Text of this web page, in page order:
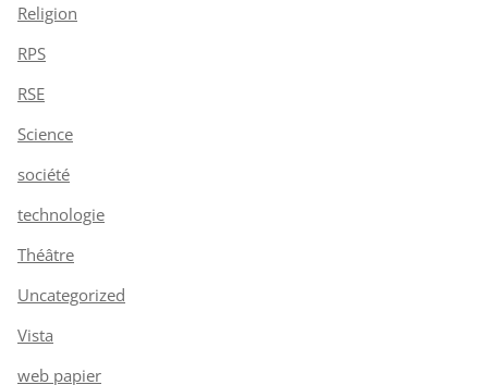
Religion
RPS
RSE
Science
société
technologie
Théâtre
Uncategorized
Vista
web papier